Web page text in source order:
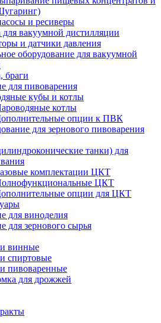
и ресиверы
вакуумной дистилляции
и датчики давления
оборудование для вакуумной
браги
для пивоварения
кубы и котлы
котлы
опции к ПВК
для зернового пивоварения
танки) для
комплектации ЦКТ
ЦКТ
опции для ЦКТ
для виноделия
для зернового сырья
винные
спиртовые
пивоваренные
для дрожжей